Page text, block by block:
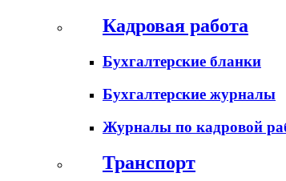
Кадровая работа
Бухгалтерские бланки
Бухгалтерские журналы
Журналы по кадровой
Транспорт